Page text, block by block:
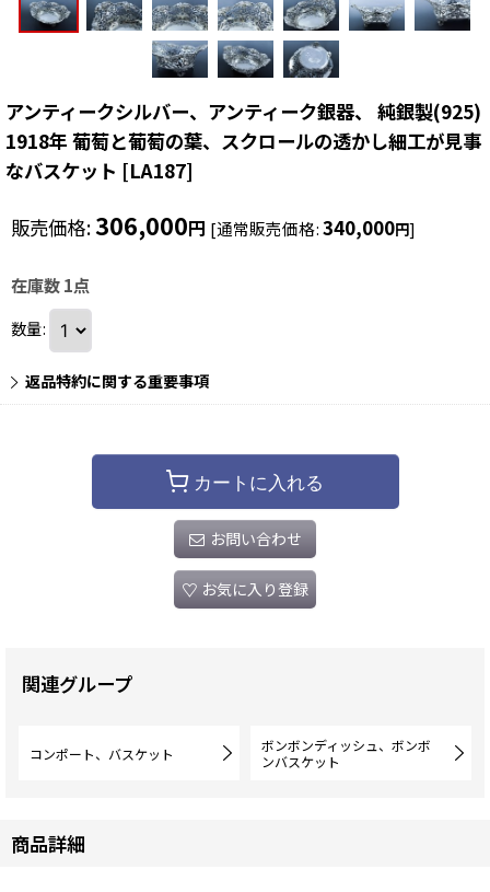
アンティークシルバー、アンティーク銀器、 純銀製(925)
1918年 葡萄と葡萄の葉、スクロールの透かし細工が見事
なバスケット [LA187]
販売価格:306,000円 [通常販売価格:340,000円]
在庫数 1点
数量:
返品特約に関する重要事項
カートに入れる
お問い合わせ
お気に入り登録
関連グループ
コンポート、バスケット
ボンボンディッシュ、ボンボ
ンバスケット
商品詳細